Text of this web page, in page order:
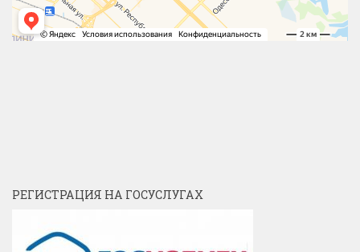
РЕГИСТРАЦИЯ НА ГОСУСЛУГАХ